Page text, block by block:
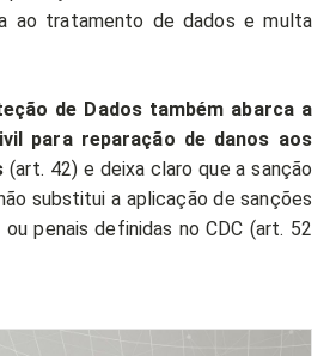
ao tratamento de dados e multa
de Dados também abarca a
para reparação de danos aos
(art. 42) e deixa claro que a sanção
substitui a aplicação de sanções
penais definidas no CDC (art. 52